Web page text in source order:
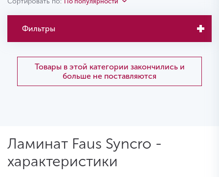
Фильтры
Товары в этой категории закончились и
больше не поставляются
Ламинат Faus Syncro -
характеристики